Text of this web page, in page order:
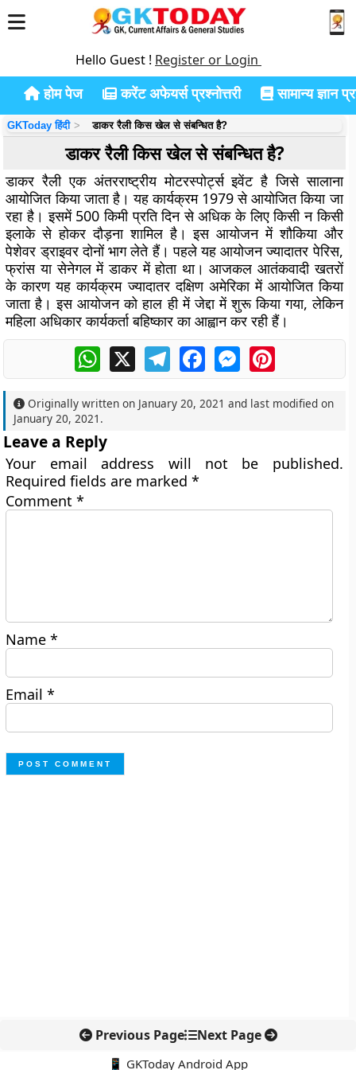
Hello Guest ! Register or Login
होम पेज करेंट अफेयर्स प्रश्नोत्तरी सामान्य ज्ञान
GKToday हिंदी डाकर रैली किस खेल से संबन्धित है?
डाकर रैली किस खेल से संबन्धित है?
डाकर रैली एक अंतरराष्ट्रीय मोटरस्पोर्ट्स इवेंट है जिसे सालाना
आयोजित किया जाता है। यह कार्यक्रम 1979 से आयोजित किया जा
रहा है। इसमें 500 किमी प्रति दिन से अधिक के लिए किसी न किसी
इलाके से होकर दौड़ना शामिल है। इस आयोजन में शौकिया और
पेशेवर ड्राइवर दोनों भाग लेते हैं। पहले यह आयोजन ज्यादातर पेरिस,
फ्रांस या सेनेगल में डाकर में होता था। आजकल आतंकवादी खतरों
के कारण यह कार्यक्रम ज्यादातर दक्षिण अमेरिका में आयोजित किया
जाता है। इस आयोजन को हाल ही में जेद्दा में शुरू किया गया, लेकिन
महिला अधिकार कार्यकर्ता बहिष्कार का आह्वान कर रही हैं।
WhatsApp
X TelegramFacebookMessengerPinterest
Originally written on January 20, 2021 and last modified on
January 20, 2021 .
Leave a Reply
Your email address will not be published.
Required fields are marked*
Comment*
Name*
Email*
Previous Page Next Page
📱 GKToday Android App